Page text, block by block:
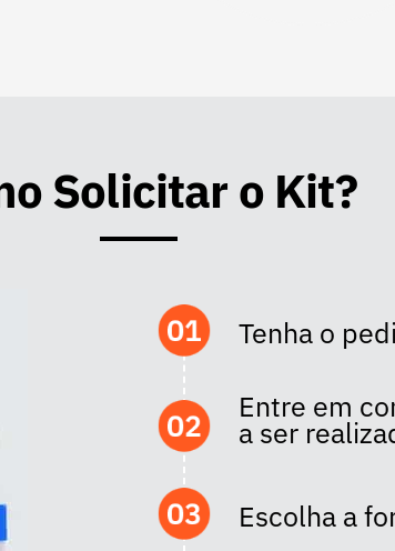
Solicitar o Kit?
Tenha o
Entre em
a ser
Escolha a